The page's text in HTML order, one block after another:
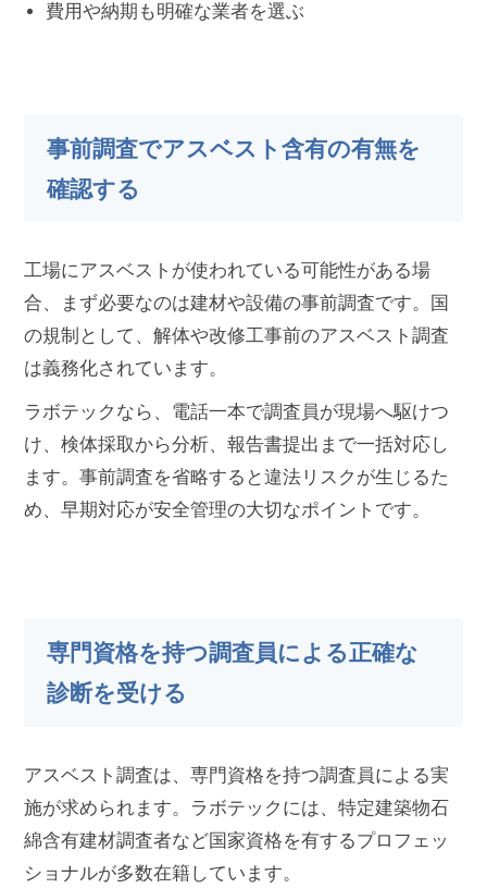
費用や納期も明確な業者を選ぶ
事前調査でアスベスト含有の有無を
確認する
工場にアスベストが使われている可能性がある場
合、まず必要なのは建材や設備の事前調査です。国
の規制として、解体や改修工事前のアスベスト調査
は義務化されています。
ラボテックなら、電話一本で調査員が現場へ駆けつ
け、検体採取から分析、報告書提出まで一括対応し
ます。事前調査を省略すると違法リスクが生じるた
め、早期対応が安全管理の大切なポイントです。
専門資格を持つ調査員による正確な
診断を受ける
アスベスト調査は、専門資格を持つ調査員による実
施が求められます。ラボテックには、特定建築物石
綿含有建材調査者など国家資格を有するプロフェッ
ショナルが多数在籍しています。